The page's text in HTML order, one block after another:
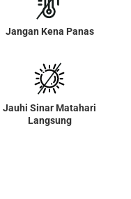
Jangan Kena Panas
Jauhi Sinar Matahari
Langsung